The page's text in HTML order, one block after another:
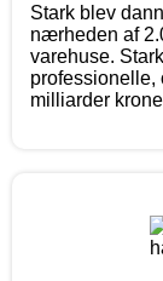
Stark blev
nærheden af
varehuse.
professionelle,
milliarder